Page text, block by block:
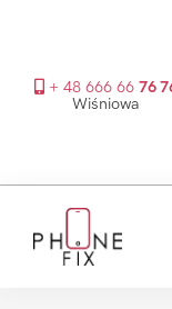
+ 48 666 66 76
Wiśniowa
głównego